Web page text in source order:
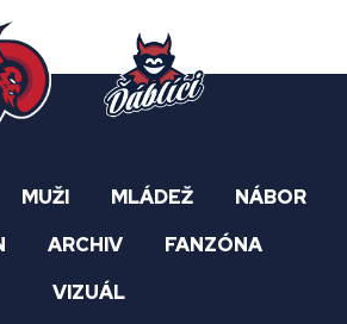
MUŽI MLÁDEŽ
NÁBOR
ARCHIV
FANZÓNA
VIZUÁL